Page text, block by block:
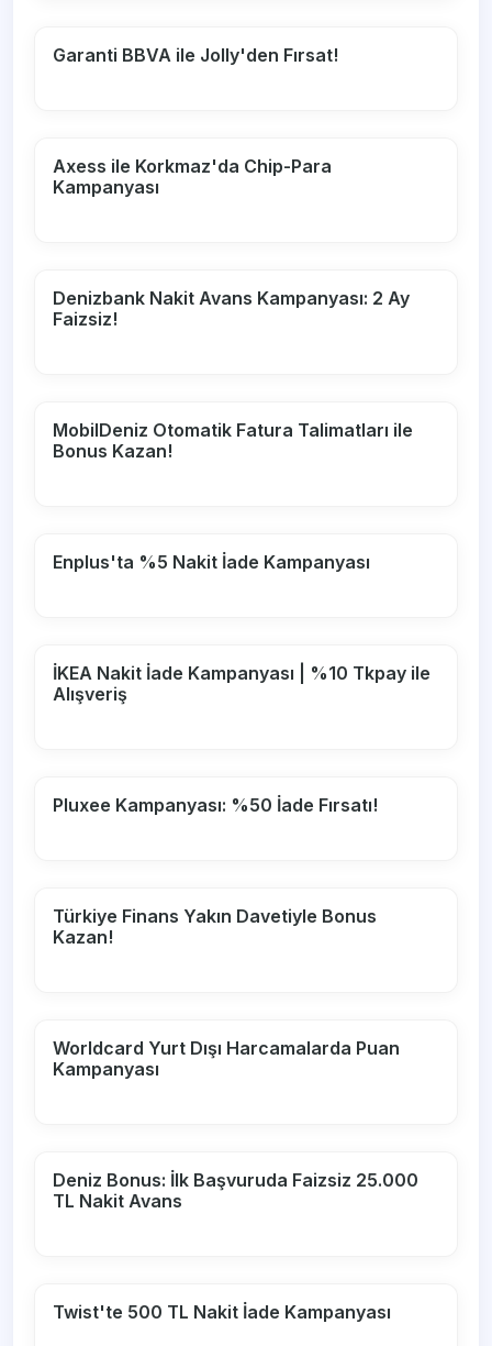
Garanti BBVA ile Jolly'den Fırsat!
Axess ile Korkmaz'da Chip-Para
Kampanyası
Denizbank Nakit Avans Kampanyası: 2 Ay
Faizsiz!
MobilDeniz Otomatik Fatura Talimatları ile
Bonus Kazan!
Enplus'ta %5 Nakit İade Kampanyası
İKEA Nakit İade Kampanyası | %10 Tkpay ile
Alışveriş
Pluxee Kampanyası: %50 İade Fırsatı!
Türkiye Finans Yakın Davetiyle Bonus
Kazan!
Worldcard Yurt Dışı Harcamalarda Puan
Kampanyası
Deniz Bonus: İlk Başvuruda Faizsiz 25.000
TL Nakit Avans
Twist'te 500 TL Nakit İade Kampanyası